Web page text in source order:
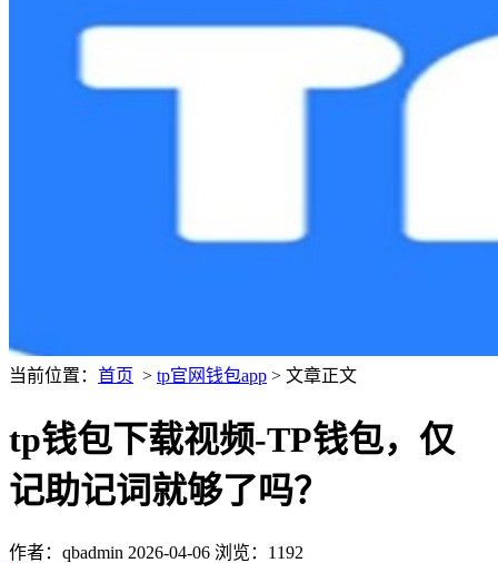
当前位置： 首页 > tp官网钱包app > 文章正文
tp钱包下载视频-TP钱包，仅
记助记词就够了吗？
作者：qbadmin 2026-04-06 浏览：1192